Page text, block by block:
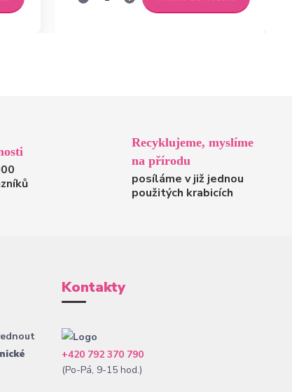
Recyklujeme, myslíme
na přírodu
posíláme v již jednou
použitých krabicích
Kontakty
+420 792 370 790
(Po-Pá, 9-15 hod.)